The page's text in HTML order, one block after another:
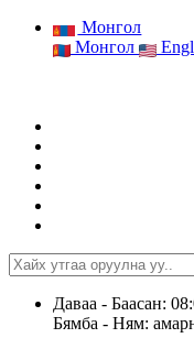
Монгол
Монгол
Даваа - Баасан:
Бямба - Ням: